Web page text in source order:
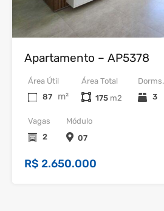
Apartamento – AP5378
Dorms.
3
Área Útil
87
m²
Vagas
2
Área Total
175
Módulo
07
R$ 2.650.000